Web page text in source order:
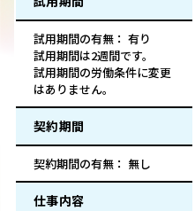
試用期間の有無： 有り
試用期間は2週間です。
試用期間の労働条件に変更
はありません。
契約期間
契約期間の有無： 無し
仕事内容